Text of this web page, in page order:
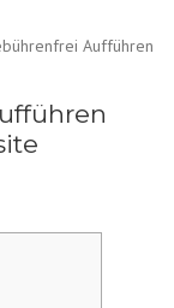
Aufführen